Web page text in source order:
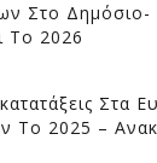
Στο
Το 2026
Στα
Το 2025 –